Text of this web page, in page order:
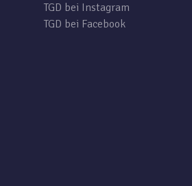
TGD bei Instagram
TGD bei Facebook